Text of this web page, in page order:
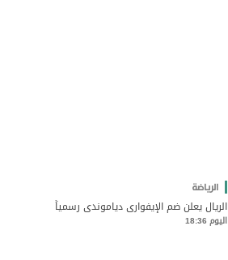
الرياضة
الريال يعلن ضم الإيفواري دياموندي رسمياً
اليوم 18:36